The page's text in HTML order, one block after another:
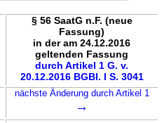
§ 56 SaatG n.F. (neue
Fassung)
in der am 24.12.2016
geltenden Fassung
durch Artikel 1 G. v.
20.12.2016 BGBl. I S. 3041
nächste Änderung durch Artikel 1
→